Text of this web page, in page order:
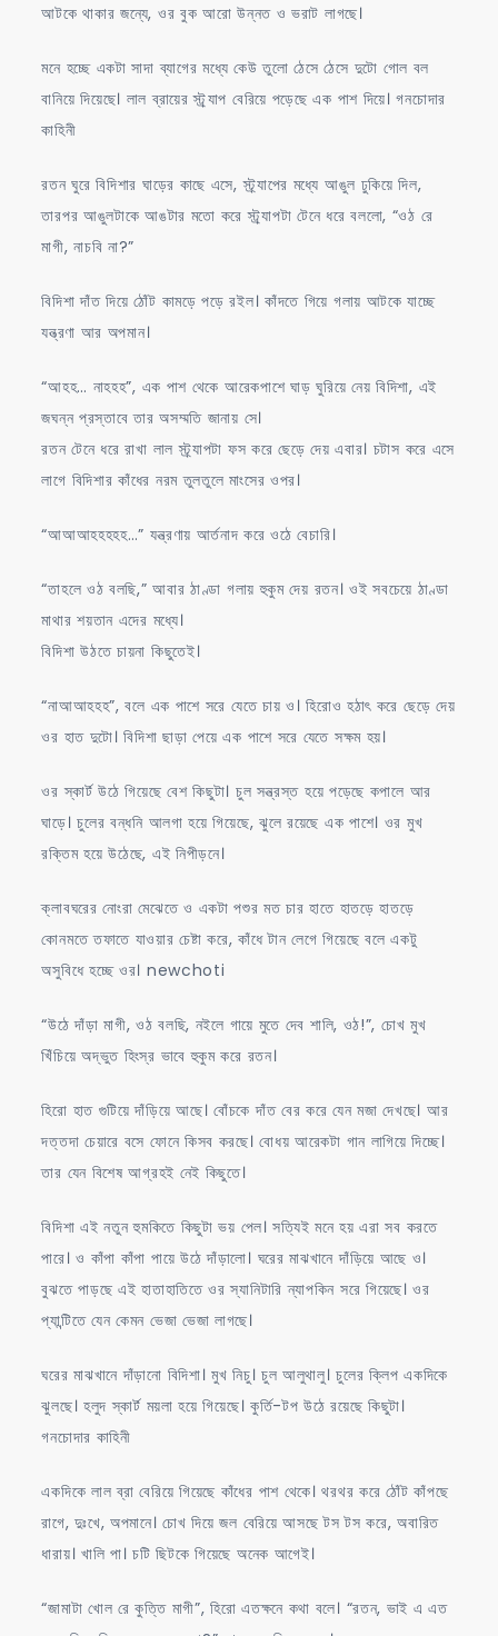
আটকে থাকার জন্যে, ওর বুক আরো উন্নত ও ভরাট লাগছে।
মনে হচ্ছে একটা সাদা ব্যাগের মধ্যে কেউ তুলো ঠেসে ঠেসে দুটো গোল বল
বানিয়ে দিয়েছে। লাল ব্রায়ের স্ট্র্যাপ বেরিয়ে পড়েছে এক পাশ দিয়ে। গনচোদার
কাহিনী
রতন ঘুরে বিদিশার ঘাড়ের কাছে এসে, স্ট্র্যাপের মধ্যে আঙুল ঢুকিয়ে দিল,
তারপর আঙুলটাকে আঙটার মতো করে স্ট্র্যাপটা টেনে ধরে বললো, “ওঠ রে
মাগী, নাচবি না?”
বিদিশা দাঁত দিয়ে ঠোঁট কামড়ে পড়ে রইল। কাঁদতে গিয়ে গলায় আটকে যাচ্ছে
যন্ত্রণা আর অপমান।
“আহহ… নাহহহ”, এক পাশ থেকে আরেকপাশে ঘাড় ঘুরিয়ে নেয় বিদিশা, এই
জঘন্ন প্রস্তাবে তার অসম্মতি জানায় সে।
রতন টেনে ধরে রাখা লাল স্ট্র্যাপটা ফস করে ছেড়ে দেয় এবার। চটাস করে এসে
লাগে বিদিশার কাঁধের নরম তুলতুলে মাংসের ওপর।
“আআআহহহহহ…” যন্ত্রণায় আর্তনাদ করে ওঠে বেচারি।
“তাহলে ওঠ বলছি,” আবার ঠাণ্ডা গলায় হুকুম দেয় রতন। ওই সবচেয়ে ঠাণ্ডা
মাথার শয়তান এদের মধ্যে।
বিদিশা উঠতে চায়না কিছুতেই।
“নাআআহহহ”, বলে এক পাশে সরে যেতে চায় ও। হিরোও হঠাৎ করে ছেড়ে দেয়
ওর হাত দুটো। বিদিশা ছাড়া পেয়ে এক পাশে সরে যেতে সক্ষম হয়।
ওর স্কার্ট উঠে গিয়েছে বেশ কিছুটা। চুল সন্ত্রস্ত হয়ে পড়েছে কপালে আর
ঘাড়ে। চুলের বন্ধনি আলগা হয়ে গিয়েছে, ঝুলে রয়েছে এক পাশে। ওর মুখ
রক্তিম হয়ে উঠেছে, এই নিপীড়নে।
ক্লাবঘরের নোংরা মেঝেতে ও একটা পশুর মত চার হাতে হাতড়ে হাতড়ে
কোনমতে তফাতে যাওয়ার চেষ্টা করে, কাঁধে টান লেগে গিয়েছে বলে একটু
অসুবিধে হচ্ছে ওর। newchoti
“উঠে দাঁড়া মাগী, ওঠ বলছি, নইলে গায়ে মুতে দেব শালি, ওঠ!”, চোখ মুখ
খিঁচিয়ে অদ্ভুত হিংস্র ভাবে হুকুম করে রতন।
হিরো হাত গুটিয়ে দাঁড়িয়ে আছে। বোঁচকে দাঁত বের করে যেন মজা দেখছে। আর
দত্তদা চেয়ারে বসে ফোনে কিসব করছে। বোধয় আরেকটা গান লাগিয়ে দিচ্ছে।
তার যেন বিশেষ আগ্রহই নেই কিছুতে।
বিদিশা এই নতুন হুমকিতে কিছুটা ভয় পেল। সত্যিই মনে হয় এরা সব করতে
পারে। ও কাঁপা কাঁপা পায়ে উঠে দাঁড়ালো। ঘরের মাঝখানে দাঁড়িয়ে আছে ও।
বুঝতে পাড়ছে এই হাতাহাতিতে ওর স্যানিটারি ন্যাপকিন সরে গিয়েছে। ওর
প্যান্টিতে যেন কেমন ভেজা ভেজা লাগছে।
ঘরের মাঝখানে দাঁড়ানো বিদিশা। মুখ নিচু। চুল আলুথালু। চুলের ক্লিপ একদিকে
ঝুলছে। হলুদ স্কার্ট ময়লা হয়ে গিয়েছে। কুর্তি-টপ উঠে রয়েছে কিছুটা।
গনচোদার কাহিনী
একদিকে লাল ব্রা বেরিয়ে গিয়েছে কাঁধের পাশ থেকে। থরথর করে ঠোঁট কাঁপছে
রাগে, দুঃখে, অপমানে। চোখ দিয়ে জল বেরিয়ে আসছে টস টস করে, অবারিত
ধারায়। খালি পা। চটি ছিটকে গিয়েছে অনেক আগেই।
“জামাটা খোল রে কুত্তি মাগী”, হিরো এতক্ষনে কথা বলে। “রতন, ভাই এ এত